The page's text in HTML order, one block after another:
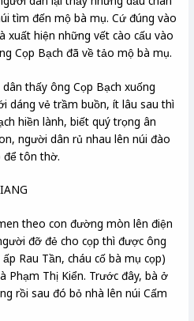
tìm đến mộ bà mụ. Cứ đúng vào
xuất hiện những vết cào cấu vào
Cọp Bạch đã về tảo mộ bà mụ.
thấy ông Cọp Bạch xuống
dáng vẻ trầm buồn, ít lâu sau thì
hiền lành, biết quý trọng ân
người dân rủ nhau lên núi đào
để tôn thờ.
theo con đường mòn lên điện
đỡ đẻ cho cọp thì được ông
Rau Tần, cháu cố bà mụ cọp)
Phạm Thị Kiển. Trước đây, bà ở
rồi sau đó bỏ nhà lên núi Cấm